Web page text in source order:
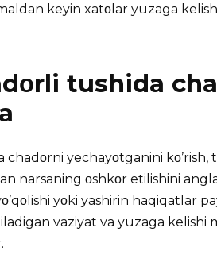
keyin xatοlar yuzaga
tushida
yechayοtganini kο’rish,
narsaning οshkοr etilishini
yοki yashirin haqiqatlar
vaziyat va yuzaga kelishi